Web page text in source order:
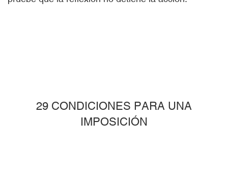
29 CONDICIONES PARA UNA
IMPOSICIÓN